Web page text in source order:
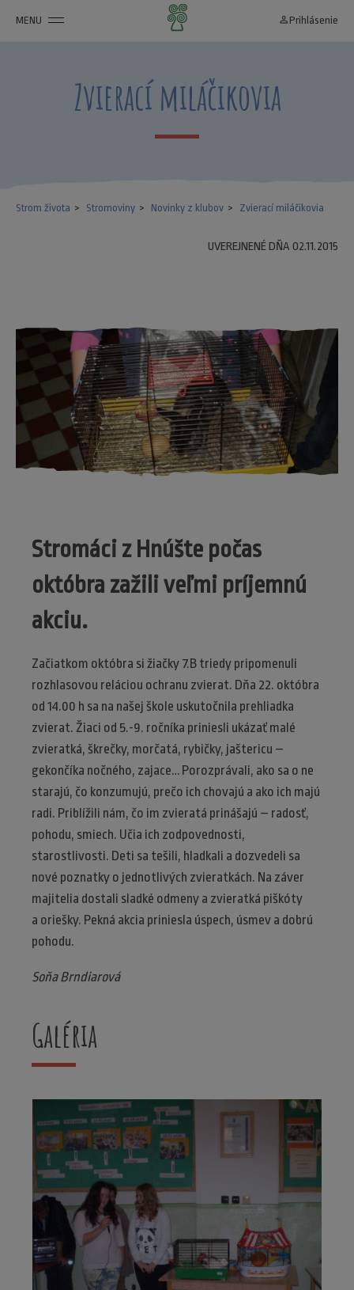
MENU person_outline Prihlásenie
Zvierací miláčikovia
Strom života Stromoviny Novinky z klubov Zvierací miláčikovia
UVEREJNENÉ DŇA 02.11.2015
Stromáci z Hnúšte počas
októbra zažili veľmi príjemnú
akciu.
Začiatkom októbra si žiačky 7.B triedy pripomenuli
rozhlasovou reláciou ochranu zvierat. Dňa 22. októbra
od 14.00 h sa na našej škole uskutočnila prehliadka
zvierat. Žiaci od 5.-9. ročníka priniesli ukázať malé
zvieratká, škrečky, morčatá, rybičky, jaštericu –
gekončíka nočného, zajace… Porozprávali, ako sa o ne
starajú, čo konzumujú, prečo ich chovajú a ako ich majú
radi. Priblížili nám, čo im zvieratá prinášajú – radosť,
pohodu, smiech. Učia ich zodpovednosti,
starostlivosti. Deti sa tešili, hladkali a dozvedeli sa
nové poznatky o jednotlivých zvieratkách. Na záver
majitelia dostali sladké odmeny a zvieratká piškóty
a oriešky. Pekná akcia priniesla úspech, úsmev a dobrú
pohodu.
Soňa Brndiarová
Galéria